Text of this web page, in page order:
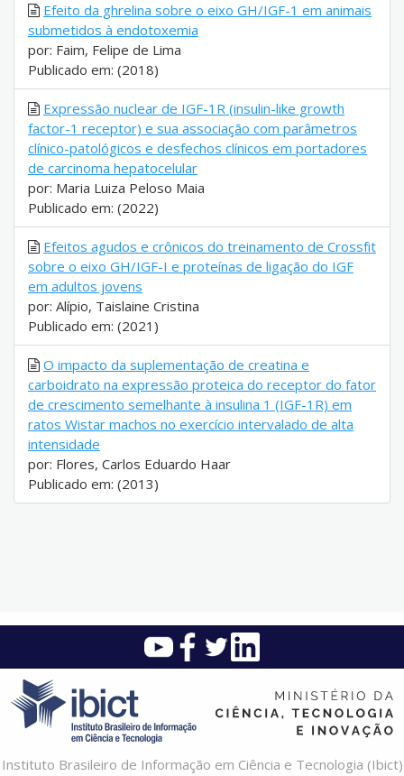
Efeito da ghrelina sobre o eixo GH/IGF-1 em animais
submetidos à endotoxemia
por: Faim, Felipe de Lima
Publicado em: (2018)
Expressão nuclear de IGF-1R (insulin-like growth
factor-1 receptor) e sua associação com parâmetros
clínico-patológicos e desfechos clínicos em portadores
de carcinoma hepatocelular
por: Maria Luiza Peloso Maia
Publicado em: (2022)
Efeitos agudos e crônicos do treinamento de Crossfit
sobre o eixo GH/IGF-I e proteínas de ligação do IGF
em adultos jovens
por: Alípio, Taislaine Cristina
Publicado em: (2021)
O impacto da suplementação de creatina e
carboidrato na expressão proteica do receptor do fator
de crescimento semelhante à insulina 1 (IGF-1R) em
ratos Wistar machos no exercício intervalado de alta
intensidade
por: Flores, Carlos Eduardo Haar
Publicado em: (2013)
Instituto Brasileiro de Informação em Ciência e Tecnologia (Ibict)